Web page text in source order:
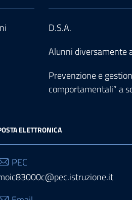
D.S.A.
Alunni diversamente
Prevenzione e
comportamentali” a
ELETTRONICA
PEC